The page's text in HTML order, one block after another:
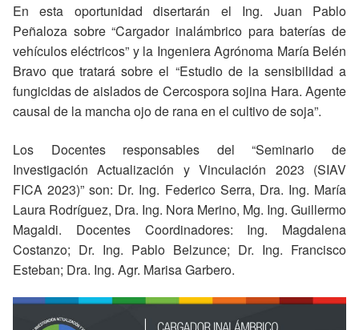
En esta oportunidad disertarán el Ing. Juan Pablo
Peñaloza sobre “Cargador inalámbrico para baterías de
vehículos eléctricos” y la Ingeniera Agrónoma María Belén
Bravo que tratará sobre el “Estudio de la sensibilidad a
fungicidas de aislados de Cercospora sojina Hara. Agente
causal de la mancha ojo de rana en el cultivo de soja”.
Los Docentes responsables del “Seminario de
Investigación Actualización y Vinculación 2023 (SIAV
FICA 2023)” son: Dr. Ing. Federico Serra, Dra. Ing. María
Laura Rodríguez, Dra. Ing. Nora Merino, Mg. Ing. Guillermo
Magaldi. Docentes Coordinadores: Ing. Magdalena
Costanzo; Dr. Ing. Pablo Belzunce; Dr. Ing. Francisco
Esteban; Dra. Ing. Agr. Marisa Garbero.